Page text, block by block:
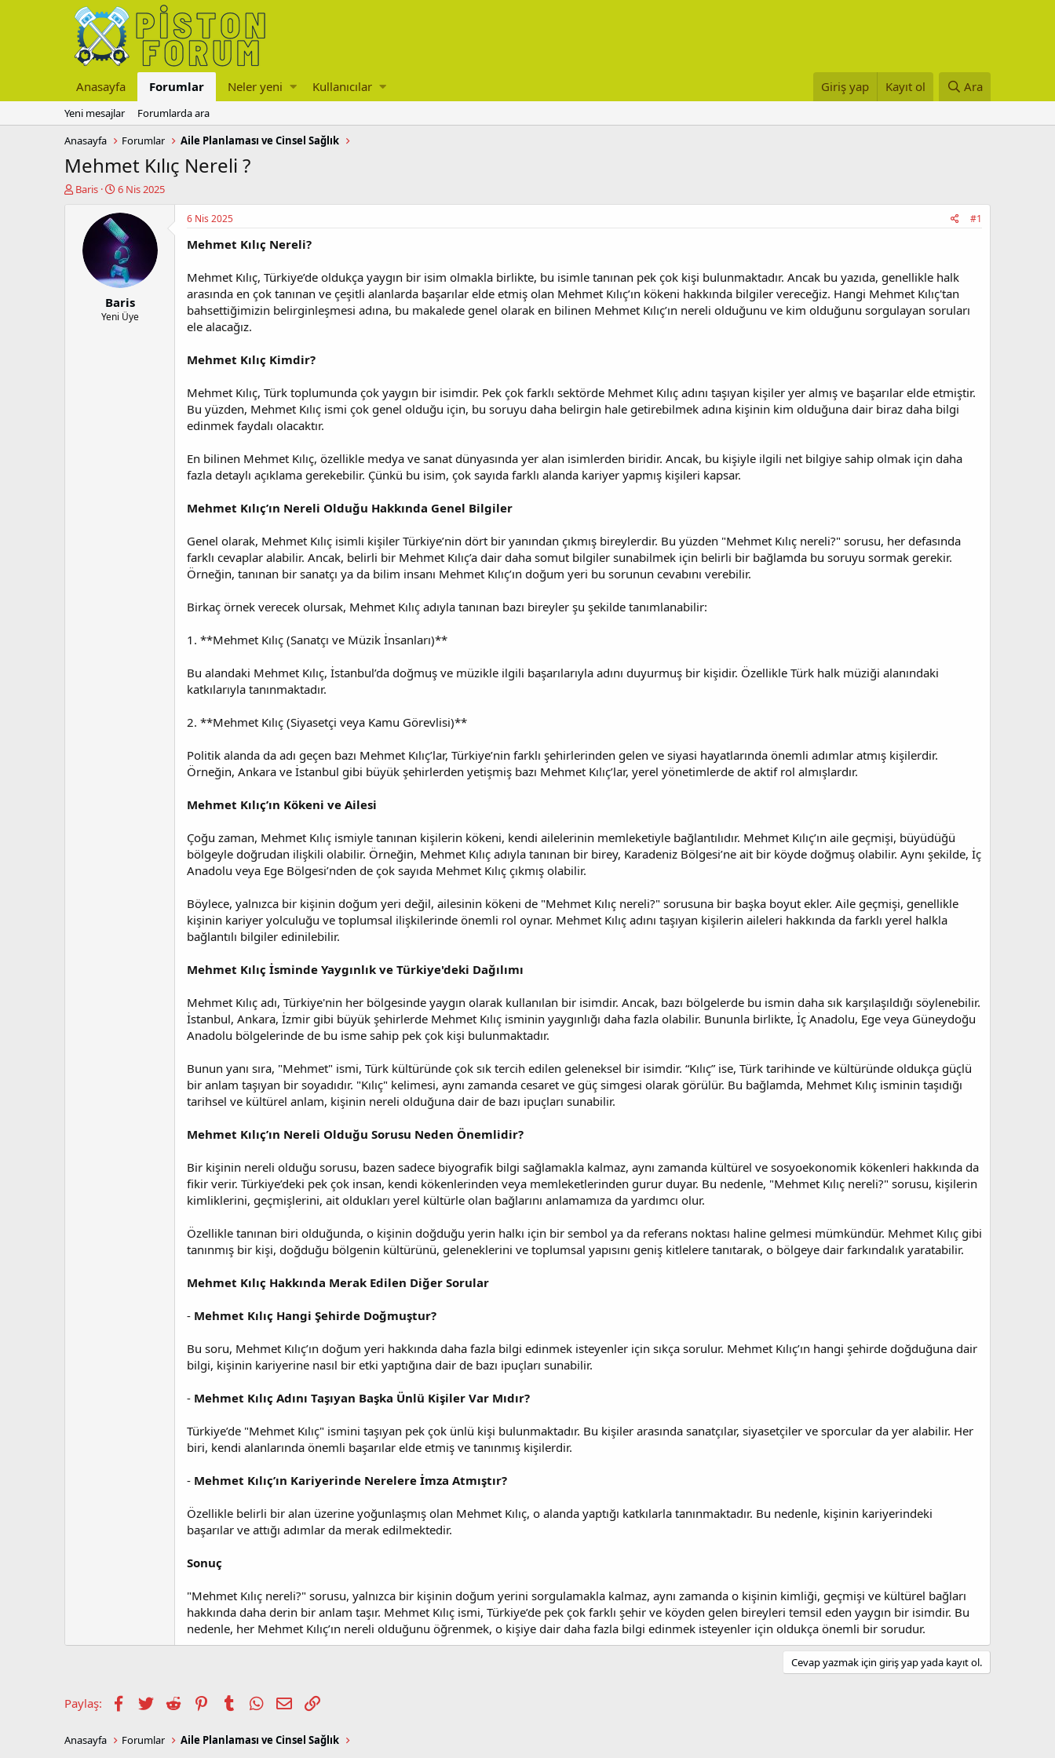
Anasayfa Forumlar Neler yeni Kullanıcılar Giriş yap Kayıt ol Ara
Yeni mesajlar
Forumlarda ara
Anasayfa
Forumlar Aile Planlaması ve Cinsel Sağlık
Mehmet Kılıç Nereli ?
K
Baris
B
ş
l
a
n
g
ı
ç
t
6 Nis 2025
Baris
Yeni Üye
6 Nis 2025 #1
Mehmet Kılıç Nereli?
Mehmet Kılıç, Türkiye’de oldukça yaygın bir isim olmakla birlikte, bu isimle tanınan pek çok kişi bulunmaktadır. Ancak bu yazıda, genellikle halk
arasında en çok tanınan ve çeşitli alanlarda başarılar elde etmiş olan Mehmet Kılıç’ın kökeni hakkında bilgiler vereceğiz. Hangi Mehmet Kılıç'tan
bahsettiğimizin belirginleşmesi adına, bu makalede genel olarak en bilinen Mehmet Kılıç’ın nereli olduğunu ve kim olduğunu sorgulayan soruları
ele alacağız.
Mehmet Kılıç Kimdir?
Mehmet Kılıç, Türk toplumunda çok yaygın bir isimdir. Pek çok farklı sektörde Mehmet Kılıç adını taşıyan kişiler yer almış ve başarılar elde etmiştir.
Bu yüzden, Mehmet Kılıç ismi çok genel olduğu için, bu soruyu daha belirgin hale getirebilmek adına kişinin kim olduğuna dair biraz daha bilgi
edinmek faydalı olacaktır.
En bilinen Mehmet Kılıç, özellikle medya ve sanat dünyasında yer alan isimlerden biridir. Ancak, bu kişiyle ilgili net bilgiye sahip olmak için daha
fazla detaylı açıklama gerekebilir. Çünkü bu isim, çok sayıda farklı alanda kariyer yapmış kişileri kapsar.
Mehmet Kılıç’ın Nereli Olduğu Hakkında Genel Bilgiler
Genel olarak, Mehmet Kılıç isimli kişiler Türkiye’nin dört bir yanından çıkmış bireylerdir. Bu yüzden "Mehmet Kılıç nereli?" sorusu, her defasında
farklı cevaplar alabilir. Ancak, belirli bir Mehmet Kılıç’a dair daha somut bilgiler sunabilmek için belirli bir bağlamda bu soruyu sormak gerekir.
Örneğin, tanınan bir sanatçı ya da bilim insanı Mehmet Kılıç’ın doğum yeri bu sorunun cevabını verebilir.
Birkaç örnek verecek olursak, Mehmet Kılıç adıyla tanınan bazı bireyler şu şekilde tanımlanabilir:
1. **Mehmet Kılıç (Sanatçı ve Müzik İnsanları)**
Bu alandaki Mehmet Kılıç, İstanbul’da doğmuş ve müzikle ilgili başarılarıyla adını duyurmuş bir kişidir. Özellikle Türk halk müziği alanındaki
katkılarıyla tanınmaktadır.
2. **Mehmet Kılıç (Siyasetçi veya Kamu Görevlisi)**
Politik alanda da adı geçen bazı Mehmet Kılıç’lar, Türkiye’nin farklı şehirlerinden gelen ve siyasi hayatlarında önemli adımlar atmış kişilerdir.
Örneğin, Ankara ve İstanbul gibi büyük şehirlerden yetişmiş bazı Mehmet Kılıç’lar, yerel yönetimlerde de aktif rol almışlardır.
Mehmet Kılıç’ın Kökeni ve Ailesi
Çoğu zaman, Mehmet Kılıç ismiyle tanınan kişilerin kökeni, kendi ailelerinin memleketiyle bağlantılıdır. Mehmet Kılıç’ın aile geçmişi, büyüdüğü
bölgeyle doğrudan ilişkili olabilir. Örneğin, Mehmet Kılıç adıyla tanınan bir birey, Karadeniz Bölgesi’ne ait bir köyde doğmuş olabilir. Aynı şekilde, İç
Anadolu veya Ege Bölgesi’nden de çok sayıda Mehmet Kılıç çıkmış olabilir.
Böylece, yalnızca bir kişinin doğum yeri değil, ailesinin kökeni de "Mehmet Kılıç nereli?" sorusuna bir başka boyut ekler. Aile geçmişi, genellikle
kişinin kariyer yolculuğu ve toplumsal ilişkilerinde önemli rol oynar. Mehmet Kılıç adını taşıyan kişilerin aileleri hakkında da farklı yerel halkla
bağlantılı bilgiler edinilebilir.
Mehmet Kılıç İsminde Yaygınlık ve Türkiye'deki Dağılımı
Mehmet Kılıç adı, Türkiye'nin her bölgesinde yaygın olarak kullanılan bir isimdir. Ancak, bazı bölgelerde bu ismin daha sık karşılaşıldığı söylenebilir.
İstanbul, Ankara, İzmir gibi büyük şehirlerde Mehmet Kılıç isminin yaygınlığı daha fazla olabilir. Bununla birlikte, İç Anadolu, Ege veya Güneydoğu
Anadolu bölgelerinde de bu isme sahip pek çok kişi bulunmaktadır.
Bunun yanı sıra, "Mehmet" ismi, Türk kültüründe çok sık tercih edilen geleneksel bir isimdir. “Kılıç” ise, Türk tarihinde ve kültüründe oldukça güçlü
bir anlam taşıyan bir soyadıdır. "Kılıç" kelimesi, aynı zamanda cesaret ve güç simgesi olarak görülür. Bu bağlamda, Mehmet Kılıç isminin taşıdığı
tarihsel ve kültürel anlam, kişinin nereli olduğuna dair de bazı ipuçları sunabilir.
Mehmet Kılıç’ın Nereli Olduğu Sorusu Neden Önemlidir?
Bir kişinin nereli olduğu sorusu, bazen sadece biyografik bilgi sağlamakla kalmaz, aynı zamanda kültürel ve sosyoekonomik kökenleri hakkında da
fikir verir. Türkiye’deki pek çok insan, kendi kökenlerinden veya memleketlerinden gurur duyar. Bu nedenle, "Mehmet Kılıç nereli?" sorusu, kişilerin
kimliklerini, geçmişlerini, ait oldukları yerel kültürle olan bağlarını anlamamıza da yardımcı olur.
Özellikle tanınan biri olduğunda, o kişinin doğduğu yerin halkı için bir sembol ya da referans noktası haline gelmesi mümkündür. Mehmet Kılıç gibi
tanınmış bir kişi, doğduğu bölgenin kültürünü, geleneklerini ve toplumsal yapısını geniş kitlelere tanıtarak, o bölgeye dair farkındalık yaratabilir.
Mehmet Kılıç Hakkında Merak Edilen Diğer Sorular
- Mehmet Kılıç Hangi Şehirde Doğmuştur?
Bu soru, Mehmet Kılıç’ın doğum yeri hakkında daha fazla bilgi edinmek isteyenler için sıkça sorulur. Mehmet Kılıç’ın hangi şehirde doğduğuna dair
bilgi, kişinin kariyerine nasıl bir etki yaptığına dair de bazı ipuçları sunabilir.
- Mehmet Kılıç Adını Taşıyan Başka Ünlü Kişiler Var Mıdır?
Türkiye’de "Mehmet Kılıç" ismini taşıyan pek çok ünlü kişi bulunmaktadır. Bu kişiler arasında sanatçılar, siyasetçiler ve sporcular da yer alabilir. Her
biri, kendi alanlarında önemli başarılar elde etmiş ve tanınmış kişilerdir.
- Mehmet Kılıç’ın Kariyerinde Nerelere İmza Atmıştır?
Özellikle belirli bir alan üzerine yoğunlaşmış olan Mehmet Kılıç, o alanda yaptığı katkılarla tanınmaktadır. Bu nedenle, kişinin kariyerindeki
başarılar ve attığı adımlar da merak edilmektedir.
Sonuç
"Mehmet Kılıç nereli?" sorusu, yalnızca bir kişinin doğum yerini sorgulamakla kalmaz, aynı zamanda o kişinin kimliği, geçmişi ve kültürel bağları
hakkında daha derin bir anlam taşır. Mehmet Kılıç ismi, Türkiye’de pek çok farklı şehir ve köyden gelen bireyleri temsil eden yaygın bir isimdir. Bu
nedenle, her Mehmet Kılıç’ın nereli olduğunu öğrenmek, o kişiye dair daha fazla bilgi edinmek isteyenler için oldukça önemli bir sorudur.
Cevap yazmak için giriş yap yada kayıt ol.
Paylaş: Facebook
TwitterReddit PinterestTumblrWhatsApp
E-postaLink
Anasayfa Forumlar Aile Planlaması ve Cinsel Sağlık